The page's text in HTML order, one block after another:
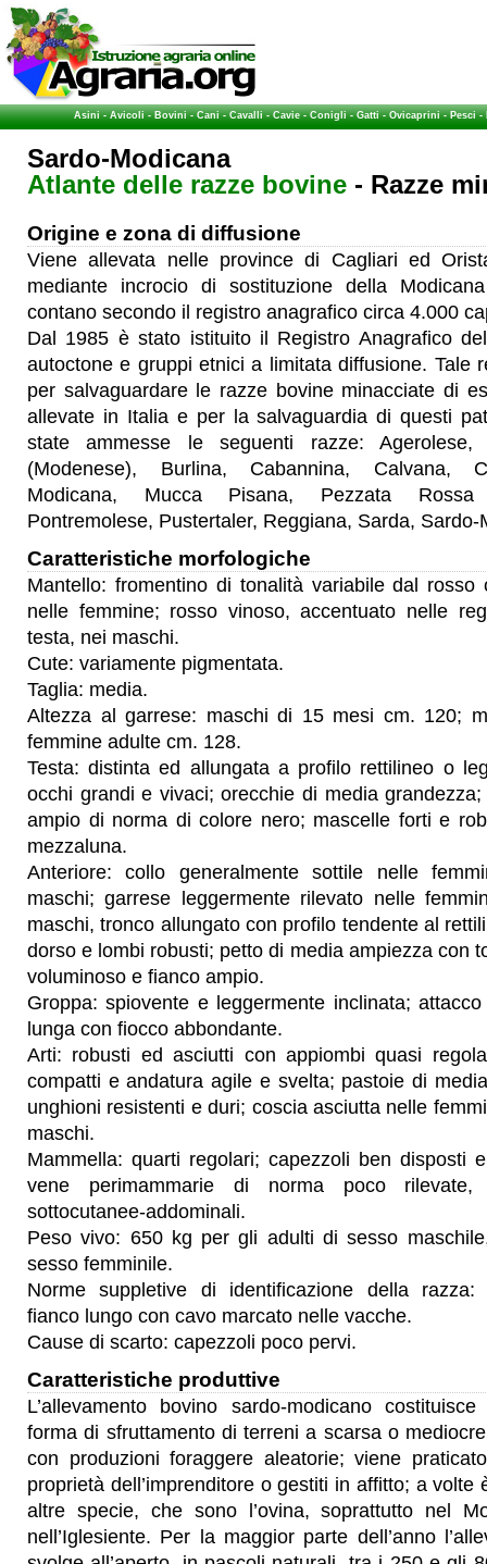
Asini-Avicoli-Bovini-Cani-Cavalli-Cavie-Conigli-Gatti-Ovicaprini-Pesci-
Sardo-Modicana
Atlante delle razze bovine - Razze
Origine e zona di diffusione
Viene allevata nelle province di Cagliari ed
mediante incrocio di sostituzione della
contano secondo il registro anagrafico circa 4.000
Dal 1985 è stato istituito il Registro Anagrafico
autoctone e gruppi etnici a limitata diffusione. Tale
per salvaguardare le razze bovine minacciate di
allevate in Italia e per la salvaguardia di questi
state ammesse le seguenti razze: Agerolese,
(Modenese), Burlina, Cabannina, Calvana,
Modicana, Mucca Pisana, Pezzata Rossa
Pontremolese, Pustertaler, Reggiana, Sarda, Sardo-
Caratteristiche morfologiche
Mantello: fromentino di tonalità variabile dal rosso
nelle femmine; rosso vinoso, accentuato nelle
testa, nei maschi.
Cute: variamente pigmentata.
Taglia: media.
Altezza al garrese: maschi di 15 mesi cm. 120;
femmine adulte cm. 128.
Testa: distinta ed allungata a profilo rettilineo o
occhi grandi e vivaci; orecchie di media
ampio di norma di colore nero; mascelle forti e
mezzaluna.
Anteriore: collo generalmente sottile nelle
maschi; garrese leggermente rilevato nelle
maschi, tronco allungato con profilo tendente al
dorso e lombi robusti; petto di media ampiezza con
voluminoso e fianco ampio.
Groppa: spiovente e leggermente inclinata;
lunga con fiocco abbondante.
Arti: robusti ed asciutti con appiombi quasi
compatti e andatura agile e svelta; pastoie di
unghioni resistenti e duri; coscia asciutta nelle
maschi.
Mammella: quarti regolari; capezzoli ben disposti
vene perimammarie di norma poco
sottocutanee-addominali.
Peso vivo: 650 kg per gli adulti di sesso
sesso femminile.
Norme suppletive di identificazione della razza:
fianco lungo con cavo marcato nelle vacche.
Cause di scarto: capezzoli poco pervi.
Caratteristiche produttive
L’allevamento bovino sardo-modicano
forma di sfruttamento di terreni a scarsa o
con produzioni foraggere aleatorie; viene
proprietà dell’imprenditore o gestiti in affitto; a volte
altre specie, che sono l’ovina, soprattutto nel
nell’Iglesiente. Per la maggior parte dell’anno